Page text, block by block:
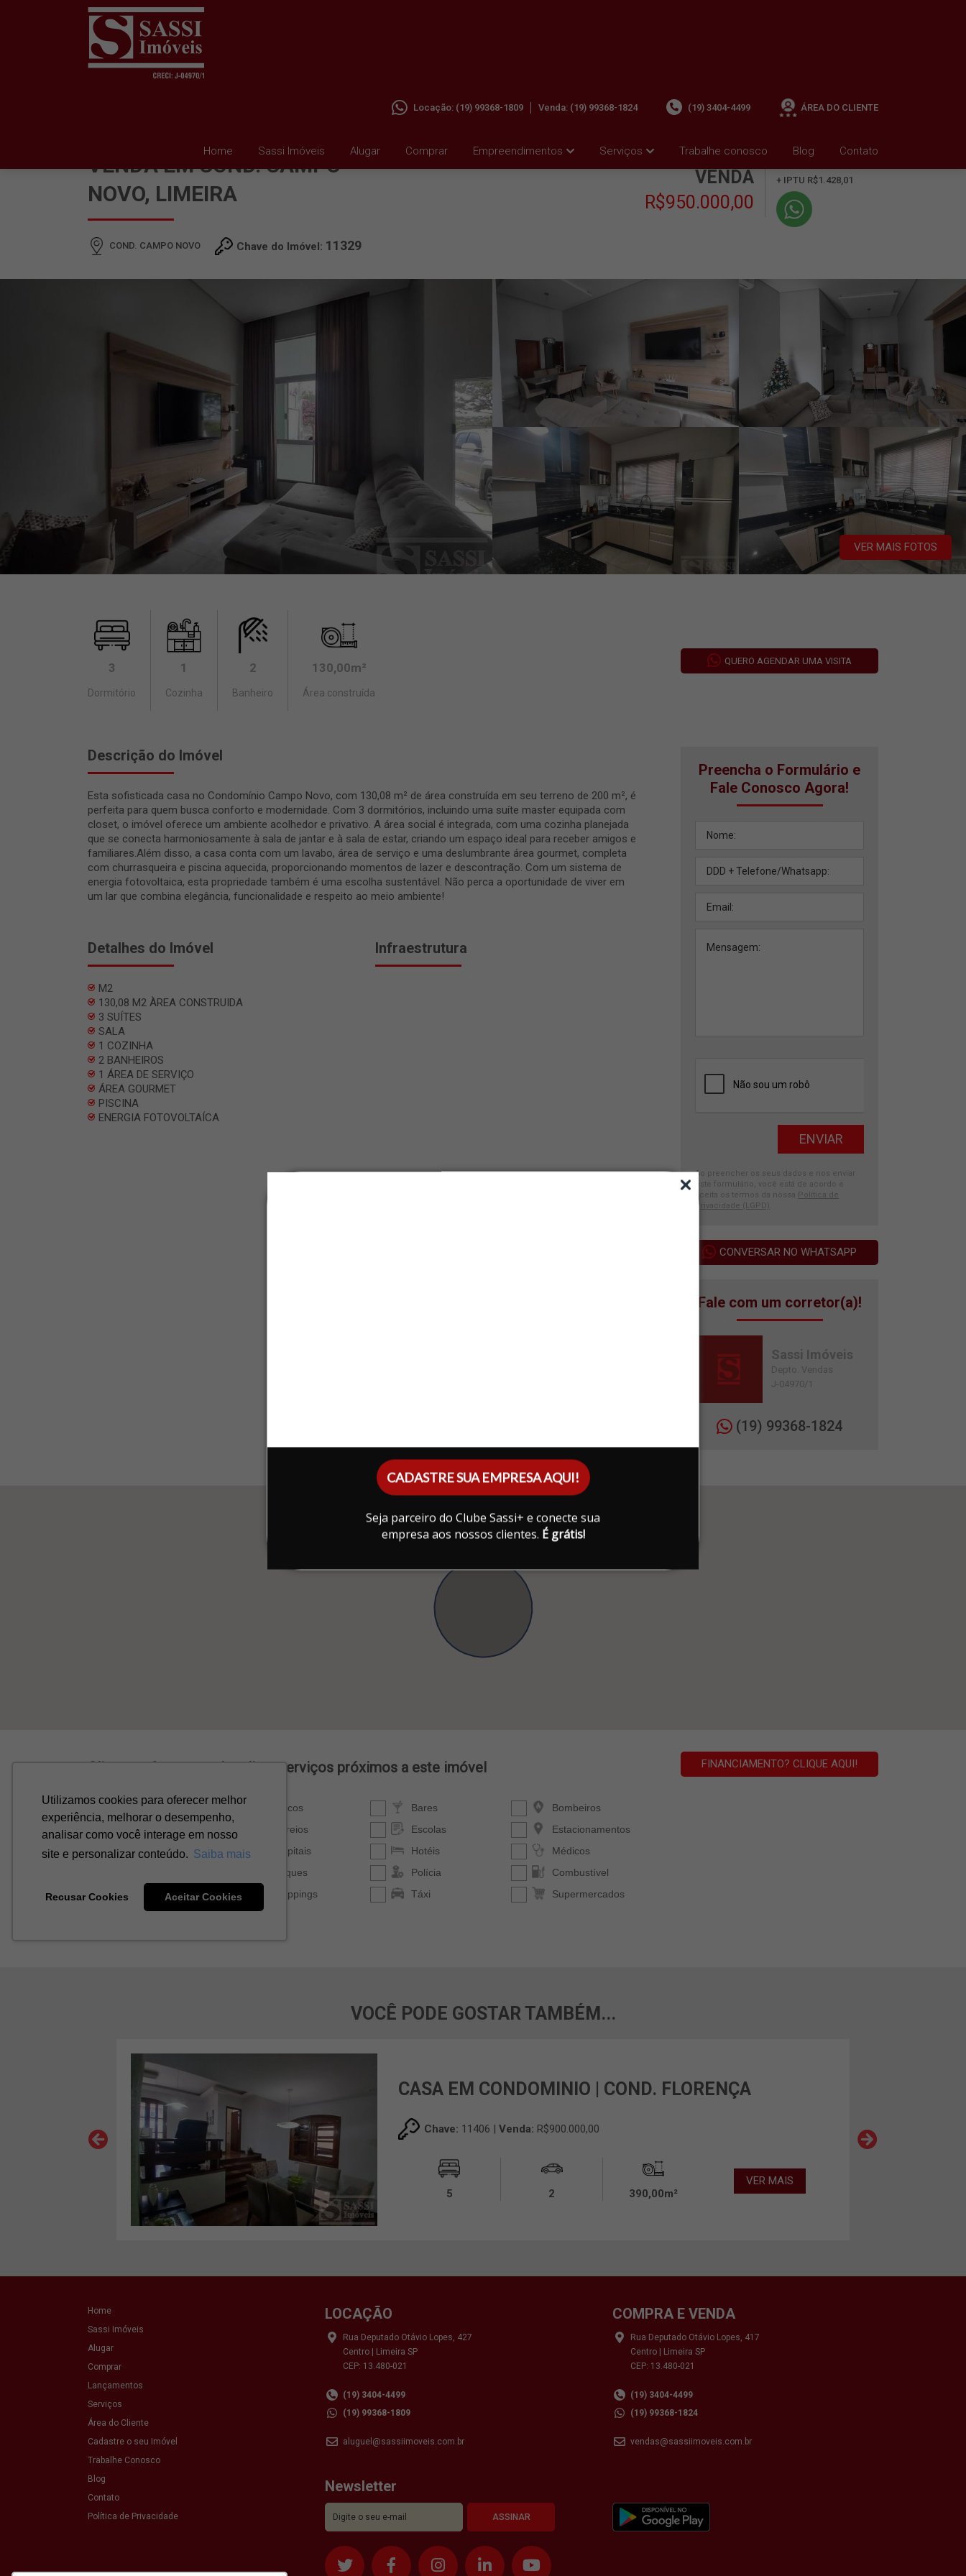
CADASTRE SUA EMPRESA AQUI!
Seja parceiro do Clube Sassi+ e conecte sua
empresa aos nossos clientes. É grátis!
Home Sassi Imóveis Alugar Comprar Empreendimentos Serviços Trabalhe conosco Blog Contato
Locação: (19) 99368-1809 Venda: (19) 99368-1824 (19) 3404-4499 ÁREA DO CLIENTE
VENDA EM COND. CAMPO
NOVO, LIMEIRA
COND. CAMPO NOVO Chave do Imóvel: 11329
VENDA
R$950.000,00
+ Condomínio R$0,00
+ IPTU R$1.428,01
VER MAIS FOTOS
3
Dormitório
1
Cozinha
2
Banheiro
130,00m²
Área construída
QUERO AGENDAR UMA VISITA
Descrição do Imóvel
Esta sofisticada casa no Condomínio Campo Novo, com 130,08 m² de área construída em seu terreno de 200 m², é
perfeita para quem busca conforto e modernidade. Com 3 dormitórios, incluindo uma suíte master equipada com
closet, o imóvel oferece um ambiente acolhedor e privativo. A área social é integrada, com uma cozinha planejada
que se conecta harmoniosamente à sala de jantar e à sala de estar, criando um espaço ideal para receber amigos e
familiares.Além disso, a casa conta com um lavabo, área de serviço e uma deslumbrante área gourmet, completa
com churrasqueira e piscina aquecida, proporcionando momentos de lazer e descontração. Com um sistema de
energia fotovoltaica, esta propriedade também é uma escolha sustentável. Não perca a oportunidade de viver em
um lar que combina elegância, funcionalidade e respeito ao meio ambiente!
Detalhes do Imóvel
M2
130,08 M2 ÀREA CONSTRUIDA
3 SUÍTES
SALA
1 COZINHA
2 BANHEIROS
1 ÁREA DE SERVIÇO
ÁREA GOURMET
PISCINA
ENERGIA FOTOVOLTAÍCA
Infraestrutura
Preencha o Formulário e
Fale Conosco Agora!
Ao preencher os seus dados e nos enviar
este formulário, você está de acordo e
aceita os termos da nossa
Política de
Privacidade (LGPD)
CONVERSAR NO WHATSAPP
Fale com um corretor(a)!
Sassi Imóveis
Depto. Vendas
J-04970/1
(19) 99368-1824
VOCÊ PODE GOSTAR TAMBÉM...
CASA EM CONDOMINIO | COND. FLORENÇA
Chave: 11406 |Venda: R$900.000,00
5 2 390,00m²
VER MAIS
Home
Sassi Imóveis
Alugar
Comprar
Lançamentos
Serviços
Área do Cliente
Cadastre o seu Imóvel
Trabalhe Conosco
Blog
Contato
Política de Privacidade
LOCAÇÃO
Rua Deputado Otávio Lopes, 427
Centro | Limeira SP
CEP: 13.480-021
(19) 3404-4499
(19) 99368-1809
aluguel@sassiimoveis.com.br
COMPRA E VENDA
Rua Deputado Otávio Lopes, 417
Centro | Limeira SP
CEP: 13.480-021
(19) 3404-4499
(19) 99368-1824
vendas@sassiimoveis.com.br
Newsletter